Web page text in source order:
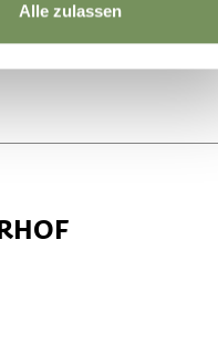
Alle zulassen